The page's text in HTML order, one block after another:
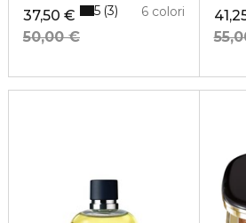
37,50 €
50,00 €
6 colori
5 3